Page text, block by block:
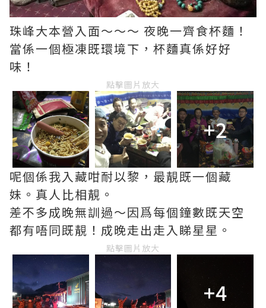
珠峰大本營入面～～～ 夜晚一齊食杯麵！
當係一個極凍既環境下，杯麵真係好好
味！
點擊圖片放大
+2
呢個係我入藏咁耐以黎，最靚既一個藏
妹。真人比相靚。
差不多成晚無訓過～因爲每個鐘數既天空
都有唔同既靚！成晚走出走入睇星星。
點擊圖片放大
+4